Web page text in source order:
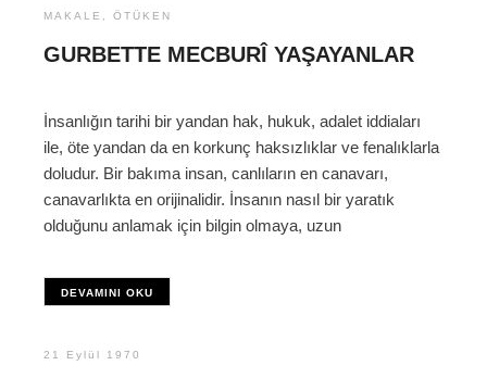
MAKALE , ÖTÜKEN
GURBETTE MECBURÎ YAŞAYANLAR
İnsanlığın tarihi bir yandan hak, hukuk, adalet iddiaları
ile, öte yandan da en korkunç haksızlıklar ve fenalıklarla
doludur. Bir bakıma insan, canlıların en canavarı,
canavarlıkta en orijinalidir. İnsanın nasıl bir yaratık
olduğunu anlamak için bilgin olmaya, uzun
DEVAMINI OKU
21 Eylül 1970